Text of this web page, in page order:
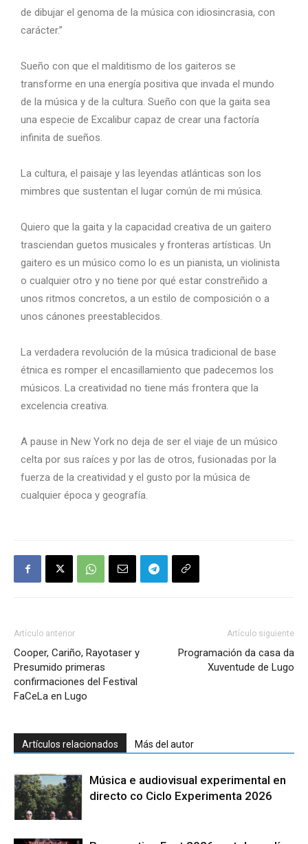
de dibujar el genoma de la música con idiosincrasia, con
carácter.”
Sueño con que el malditismo de los gaiteros se
transforme en una energía positiva que invada el mundo
de la música y de la cultura. Sueño con que la gaita sea
una especie de Excalibur capaz de crear una factoría
infinita de sueños.
La cultura, el paisaje y las leyendas atlánticas son los
mimbres que sustentan el lugar común de mi música.
Quiero que la gaita y la capacidad creativa de un gaitero
trasciendan guetos musicales y fronteras artísticas. Un
gaitero es un músico como lo es un pianista, un violinista
o cualquier otro y no tiene por qué estar constreñido a
unos ritmos concretos, a un estilo de composición o a
unos cánones preestablecidos.
La verdadera revolución de la música tradicional de base
étnica es romper el encasillamiento que padecemos los
músicos. La creatividad no tiene más frontera que la
excelencia creativa.
A pause in New York no deja de ser el viaje de un músico
celta por sus raíces y por las de otros, fusionadas por la
fuerza de la creatividad y el gusto por la música de
cualquier época y geografía.
Artículo anterior
Cooper, Cariño, Rayotaser y
Presumido primeras
confirmaciones del Festival
FaCeLa en Lugo
Artículo siguiente
Programación da casa da
Xuventude de Lugo
Artículos relacionados Más del autor
Música e audiovisual experimental en
directo co Ciclo Experimenta 2026